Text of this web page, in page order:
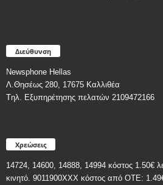
Διεύθυνση
Newsphone Hellas
Λ.Θησέως 280, 17675 Καλλιθέα
Tηλ. Εξυπηρέτησης πελατών 2109472166
Χρεώσεις
14724, 14600, 14888, 14994 κόστος 1.50€
κινητό. 9011900ΧΧΧ κόστος από ΟΤΕ: